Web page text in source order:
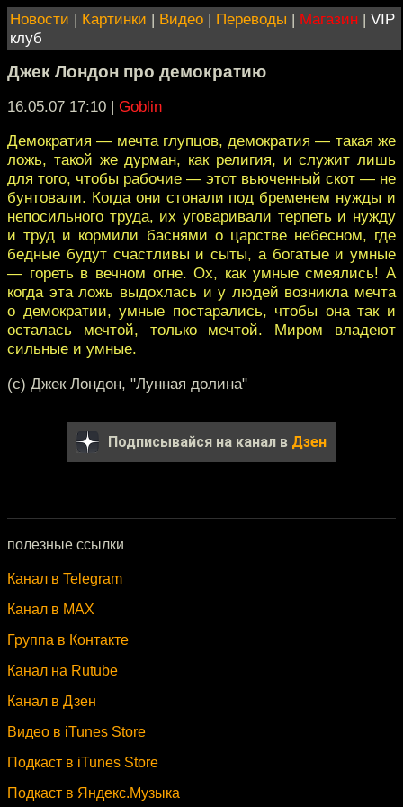
Новости | Картинки | Видео | Переводы | Магазин | VIP
клуб
Джек Лондон про демократию
16.05.07 17:10 | Goblin
Демократия — мечта глупцов, демократия — такая же
ложь, такой же дурман, как религия, и служит лишь
для того, чтобы рабочие — этот вьюченный скот — не
бунтовали. Когда они стонали под бременем нужды и
непосильного труда, их уговаривали терпеть и нужду
и труд и кормили баснями о царстве небесном, где
бедные будут счастливы и сыты, а богатые и умные
— гореть в вечном огне. Ох, как умные смеялись! А
когда эта ложь выдохлась и у людей возникла мечта
о демократии, умные постарались, чтобы она так и
осталась мечтой, только мечтой. Миром владеют
сильные и умные.
(с) Джек Лондон, "Лунная долина"
Подписывайся на канал в Дзен
полезные ссылки
Канал в Telegram
Канал в MAX
Группа в Контакте
Канал на Rutube
Канал в Дзен
Видео в iTunes Store
Подкаст в iTunes Store
Подкаст в Яндекс.Музыка